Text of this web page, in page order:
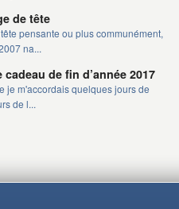
de tête
pensante ou plus communément,
na...
de fin d’année 2017
je m'accordais quelques jours de
de l...